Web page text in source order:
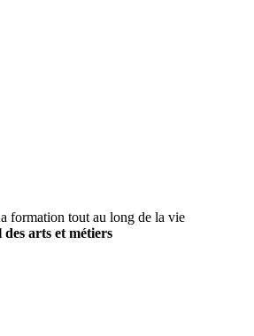
formation tout au long de la vie
arts et métiers